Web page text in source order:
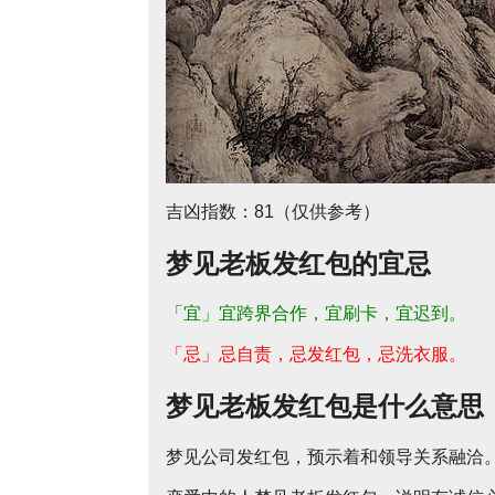
吉凶指数：81（仅供参考）
梦见老板发红包的宜忌
「宜」宜跨界合作，宜刷卡，宜迟到。
「忌」忌自责，忌发红包，忌洗衣服。
梦见老板发红包是什么意思
梦见公司发红包，预示着和领导关系融洽